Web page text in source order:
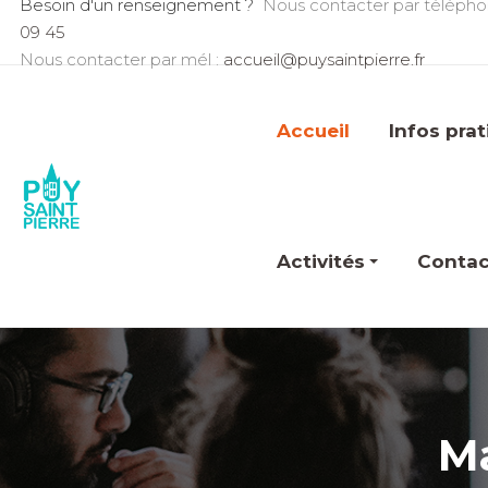
Besoin d'un renseignement ? Nous contacter par
09 45
Nous contacter par mél : accueil@puysaintpierre.fr
Accueil Infos
Activités